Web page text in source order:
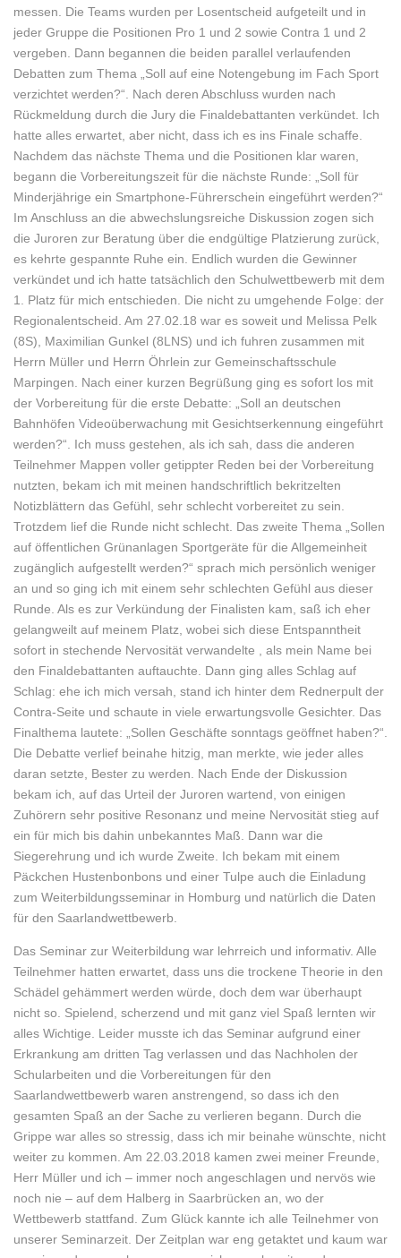
messen. Die Teams wurden per Losentscheid aufgeteilt und in
jeder Gruppe die Positionen Pro 1 und 2 sowie Contra 1 und 2
vergeben. Dann begannen die beiden parallel verlaufenden
Debatten zum Thema „Soll auf eine Notengebung im Fach Sport
verzichtet werden?“. Nach deren Abschluss wurden nach
Rückmeldung durch die Jury die Finaldebattanten verkündet. Ich
hatte alles erwartet, aber nicht, dass ich es ins Finale schaffe.
Nachdem das nächste Thema und die Positionen klar waren,
begann die Vorbereitungszeit für die nächste Runde: „Soll für
Minderjährige ein Smartphone-Führerschein eingeführt werden?“
Im Anschluss an die abwechslungsreiche Diskussion zogen sich
die Juroren zur Beratung über die endgültige Platzierung zurück,
es kehrte gespannte Ruhe ein. Endlich wurden die Gewinner
verkündet und ich hatte tatsächlich den Schulwettbewerb mit dem
1. Platz für mich entschieden. Die nicht zu umgehende Folge: der
Regionalentscheid. Am 27.02.18 war es soweit und Melissa Pelk
(8S), Maximilian Gunkel (8LNS) und ich fuhren zusammen mit
Herrn Müller und Herrn Öhrlein zur Gemeinschaftsschule
Marpingen. Nach einer kurzen Begrüßung ging es sofort los mit
der Vorbereitung für die erste Debatte: „Soll an deutschen
Bahnhöfen Videoüberwachung mit Gesichtserkennung eingeführt
werden?“. Ich muss gestehen, als ich sah, dass die anderen
Teilnehmer Mappen voller getippter Reden bei der Vorbereitung
nutzten, bekam ich mit meinen handschriftlich bekritzelten
Notizblättern das Gefühl, sehr schlecht vorbereitet zu sein.
Trotzdem lief die Runde nicht schlecht. Das zweite Thema „Sollen
auf öffentlichen Grünanlagen Sportgeräte für die Allgemeinheit
zugänglich aufgestellt werden?“ sprach mich persönlich weniger
an und so ging ich mit einem sehr schlechten Gefühl aus dieser
Runde. Als es zur Verkündung der Finalisten kam, saß ich eher
gelangweilt auf meinem Platz, wobei sich diese Entspanntheit
sofort in stechende Nervosität verwandelte , als mein Name bei
den Finaldebattanten auftauchte. Dann ging alles Schlag auf
Schlag: ehe ich mich versah, stand ich hinter dem Rednerpult der
Contra-Seite und schaute in viele erwartungsvolle Gesichter. Das
Finalthema lautete: „Sollen Geschäfte sonntags geöffnet haben?“.
Die Debatte verlief beinahe hitzig, man merkte, wie jeder alles
daran setzte, Bester zu werden. Nach Ende der Diskussion
bekam ich, auf das Urteil der Juroren wartend, von einigen
Zuhörern sehr positive Resonanz und meine Nervosität stieg auf
ein für mich bis dahin unbekanntes Maß. Dann war die
Siegerehrung und ich wurde Zweite. Ich bekam mit einem
Päckchen Hustenbonbons und einer Tulpe auch die Einladung
zum Weiterbildungsseminar in Homburg und natürlich die Daten
für den Saarlandwettbewerb.
Das Seminar zur Weiterbildung war lehrreich und informativ. Alle
Teilnehmer hatten erwartet, dass uns die trockene Theorie in den
Schädel gehämmert werden würde, doch dem war überhaupt
nicht so. Spielend, scherzend und mit ganz viel Spaß lernten wir
alles Wichtige. Leider musste ich das Seminar aufgrund einer
Erkrankung am dritten Tag verlassen und das Nachholen der
Schularbeiten und die Vorbereitungen für den
Saarlandwettbewerb waren anstrengend, so dass ich den
gesamten Spaß an der Sache zu verlieren begann. Durch die
Grippe war alles so stressig, dass ich mir beinahe wünschte, nicht
weiter zu kommen. Am 22.03.2018 kamen zwei meiner Freunde,
Herr Müller und ich – immer noch angeschlagen und nervös wie
noch nie – auf dem Halberg in Saarbrücken an, wo der
Wettbewerb stattfand. Zum Glück kannte ich alle Teilnehmer von
unserer Seminarzeit. Der Zeitplan war eng getaktet und kaum war